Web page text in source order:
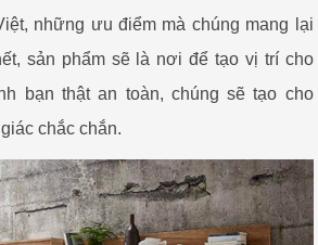
những ưu điểm mà chúng mang lại
sản phẩm sẽ là nơi để tạo vị trí cho
bạn thật an toàn, chúng sẽ tạo cho
chắc chắn.